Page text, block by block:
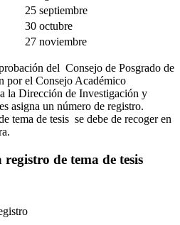
25 septiembre
30 octubre
27 noviembre
del Consejo de Posgrado de
por el Consejo Académico
la Dirección de Investigación y
asigna un número de registro.
tema de tesis se debe de recoger en
de tema de tesis
de registro